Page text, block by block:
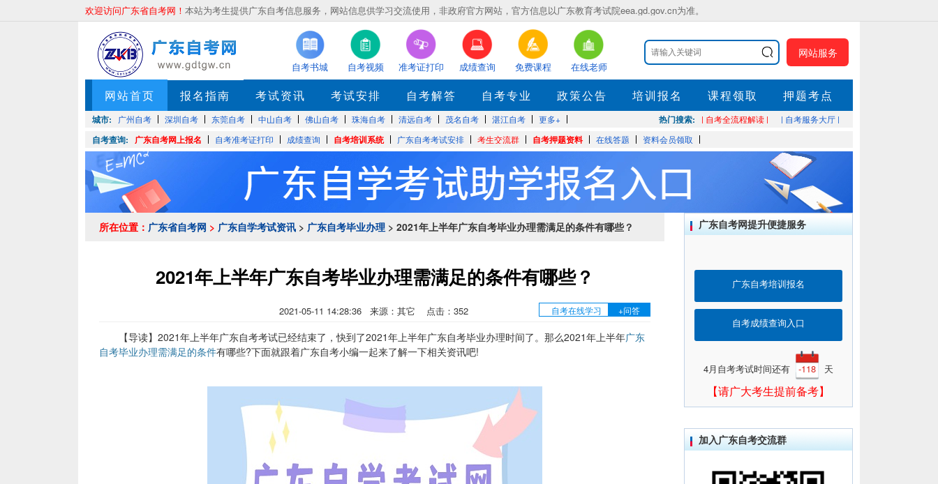
欢迎访问广东省自考网！ 本站为考生提供广东自考信息服务，网站信息供学习交流使用，非政府官方网站，官方信息以广东教育考试院eea.gd.gov.cn为准。
自考书城 自考视频 准考证打印 成绩查询 免费课程 在线老师
网站服务
网站首页 报名指南 考试资讯 考试安排 自考解答 自考专业 政策公告 培训报名 课程领取 押题考点
城市: 广州自考 深圳自考 东莞自考 中山自考 佛山自考 珠海自考 清远自考 茂名自考 湛江自考 更多+ 热门搜索: | 自考全流程解读 | | 自考服务大厅 |
自考查询: 广东自考网上报名 自考准考证打印 成绩查询 自考培训系统 广东自考考试安排 考生交流群 自考押题资料 在线答题 资料会员领取
所在位置： 广东省自考网 > 广东自学考试资讯 > 广东自考毕业办理 > 2021年上半年广东自考毕业办理需满足的条件有哪些？
2021年上半年广东自考毕业办理需满足的条件有哪些？
2021-05-11 14:28:36 来源：其它 点击： 352 自考在线学习 +问答
【导读】2021年上半年广东自考考试已经结束了，快到了2021年上半年广东自考毕业办理时间了。那么2021年上半年广东
自考毕业办理需满足的条件有哪些?下面就跟着广东自考小编一起来了解一下相关资讯吧!
广东自考网提升便捷服务
广东自考培训报名
自考成绩查询入口
4月自考考试时间还有 -118 天
【请广大考生提前备考】
加入广东自考交流群